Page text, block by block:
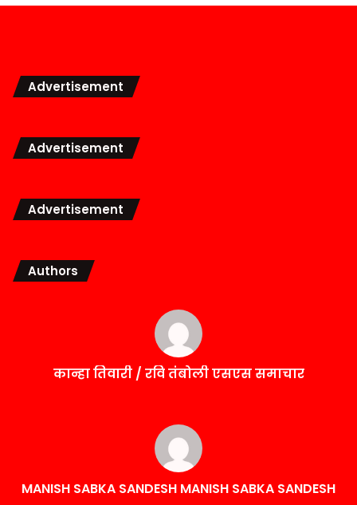
Advertisement
Advertisement
Advertisement
Authors
कान्हा तिवारी / रवि तंबोली एसएस समाचार
MANISH SABKA SANDESH MANISH SABKA SANDESH